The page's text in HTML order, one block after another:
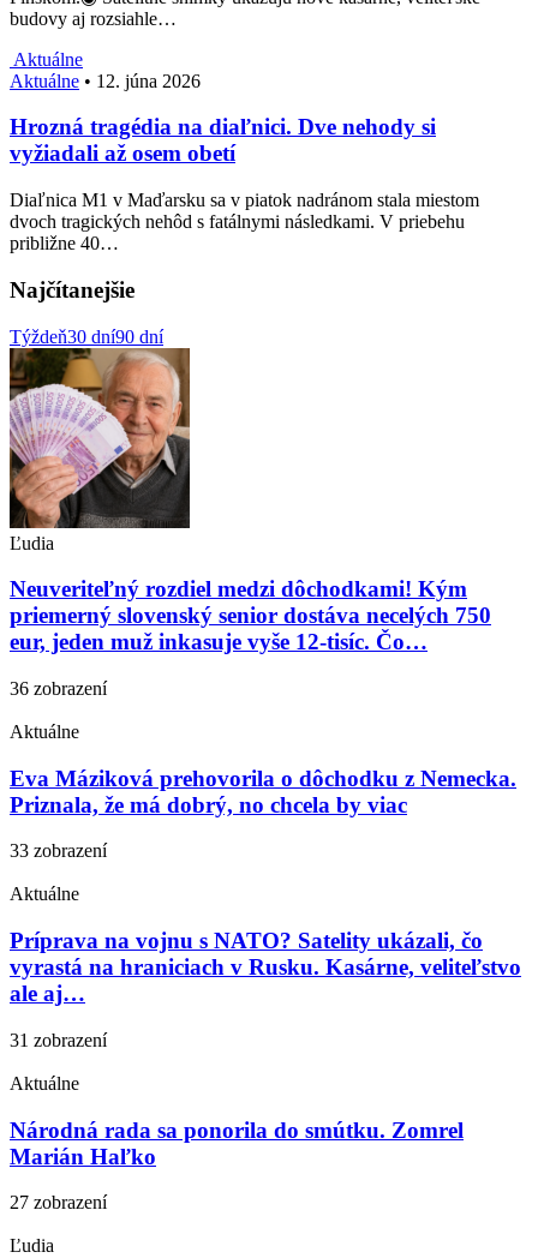
budovy aj rozsiahle…
Aktuálne
Aktuálne • 12. júna 2026
Hrozná tragédia na diaľnici. Dve nehody si
vyžiadali až osem obetí
Diaľnica M1 v Maďarsku sa v piatok nadránom stala miestom
dvoch tragických nehôd s fatálnymi následkami. V priebehu
približne 40…
Najčítanejšie
Týždeň30 dní90 dní
Ľudia
Neuveriteľný rozdiel medzi dôchodkami! Kým
priemerný slovenský senior dostáva necelých 750
eur, jeden muž inkasuje vyše 12-tisíc. Čo…
36 zobrazení
Aktuálne
Eva Máziková prehovorila o dôchodku z Nemecka.
Priznala, že má dobrý, no chcela by viac
33 zobrazení
Aktuálne
Príprava na vojnu s NATO? Satelity ukázali, čo
vyrastá na hraniciach v Rusku. Kasárne, veliteľstvo
ale aj…
31 zobrazení
Aktuálne
Národná rada sa ponorila do smútku. Zomrel
Marián Haľko
27 zobrazení
Ľudia